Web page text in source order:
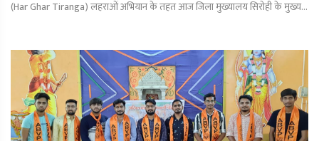
(Har Ghar Tiranga) लहराओं अभियान के तहत आज जिला मुख्यालय सिरोही के मुख्य...